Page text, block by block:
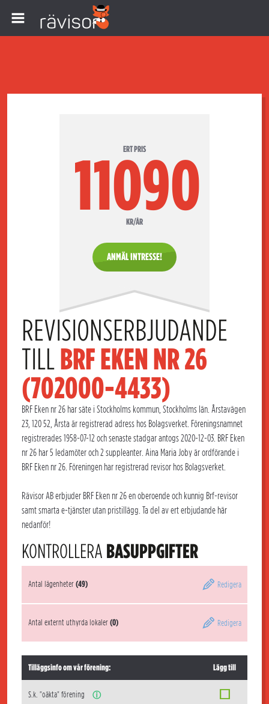
ERT PRIS
11090
KR/ÅR
ANMÄL INTRESSE!
REVISIONSERBJUDANDE
TILL BRF EKEN NR 26
(702000-4433)
BRF Eken nr 26 har säte i Stockholms kommun, Stockholms län. Årstavägen
23, 120 52, Årsta är registrerad adress hos Bolagsverket. Föreningsnamnet
registrerades 1958-07-12 och senaste stadgar antogs 2020-12-03. BRF Eken
nr 26 har 5 ledamöter och 2 suppleanter. Aina Maria Joby är ordförande i
BRF Eken nr 26. Föreningen har registrerad revisor hos Bolagsverket.
Rävisor AB erbjuder BRF Eken nr 26 en oberoende och kunnig Brf-revisor
samt smarta e-tjänster utan pristillägg. Ta del av ert erbjudande här
nedanför!
KONTROLLERA BASUPPGIFTER
Antal lägenheter(49) Redigera
Antal externt uthyrda lokaler(0) Redigera
Tilläggsinfo om vår förening: Lägg till
S.k. "oäkta" förening ⓘ